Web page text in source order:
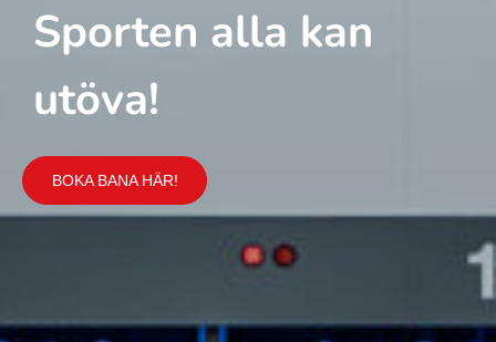
Sporten alla kan
utöva!
BOKA BANA HÄR!